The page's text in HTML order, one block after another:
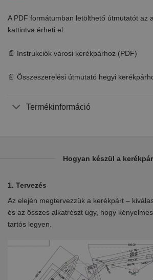
A PDF formátumban letölthető útmutatót az
kattintva érheti el:
📄 Instrukciók városi kerékpárhoz (PDF)
📄 Összeszerelési útmutató hegyi
Termékinformáció
Hogyan készül a
1. Tervezés
Az elején megtervezzük a kerékpárt –
és az összes alkatrészt úgy, hogy
tartós legyen.